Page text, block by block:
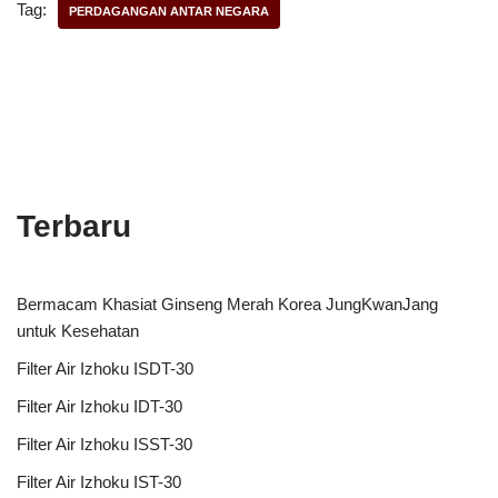
Tag: PERDAGANGAN ANTAR NEGARA
Terbaru
Bermacam Khasiat Ginseng Merah Korea JungKwanJang
untuk Kesehatan
Filter Air Izhoku ISDT-30
Filter Air Izhoku IDT-30
Filter Air Izhoku ISST-30
Filter Air Izhoku IST-30